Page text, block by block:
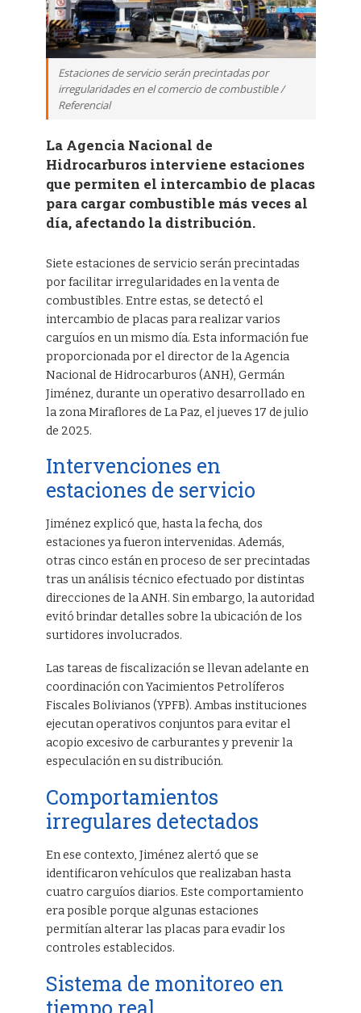
Estaciones de servicio serán precintadas por
irregularidades en el comercio de combustible /
Referencial
La Agencia Nacional de
Hidrocarburos interviene estaciones
que permiten el intercambio de placas
para cargar combustible más veces al
día, afectando la distribución.
Siete estaciones de servicio serán precintadas
por facilitar irregularidades en la venta de
combustibles. Entre estas, se detectó el
intercambio de placas para realizar varios
carguíos en un mismo día. Esta información fue
proporcionada por el director de la Agencia
Nacional de Hidrocarburos (ANH), Germán
Jiménez, durante un operativo desarrollado en
la zona Miraflores de La Paz, el jueves 17 de julio
de 2025.
Intervenciones en
estaciones de servicio
Jiménez explicó que, hasta la fecha, dos
estaciones ya fueron intervenidas. Además,
otras cinco están en proceso de ser precintadas
tras un análisis técnico efectuado por distintas
direcciones de la ANH. Sin embargo, la autoridad
evitó brindar detalles sobre la ubicación de los
surtidores involucrados.
Las tareas de fiscalización se llevan adelante en
coordinación con Yacimientos Petrolíferos
Fiscales Bolivianos (YPFB). Ambas instituciones
ejecutan operativos conjuntos para evitar el
acopio excesivo de carburantes y prevenir la
especulación en su distribución.
Comportamientos
irregulares detectados
En ese contexto, Jiménez alertó que se
identificaron vehículos que realizaban hasta
cuatro carguíos diarios. Este comportamiento
era posible porque algunas estaciones
permitían alterar las placas para evadir los
controles establecidos.
Sistema de monitoreo en